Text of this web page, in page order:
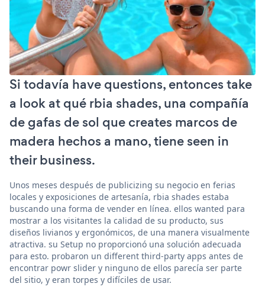
Si todavía have questions, entonces take
a look at qué rbia shades, una compañía
de gafas de sol que creates marcos de
madera hechos a mano, tiene seen in
their business.
Unos meses después de publicizing su negocio en ferias
locales y exposiciones de artesanía, rbia shades estaba
buscando una forma de vender en línea. ellos wanted para
mostrar a los visitantes la calidad de su producto, sus
diseños livianos y ergonómicos, de una manera visualmente
atractiva. su Setup no proporcionó una solución adecuada
para esto. probaron un different third-party apps antes de
encontrar powr slider y ninguno de ellos parecía ser parte
del sitio, y eran torpes y difíciles de usar.